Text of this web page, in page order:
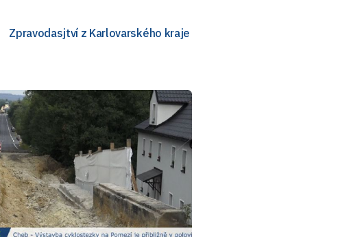
Zpravodasjtví z Karlovarského kraje